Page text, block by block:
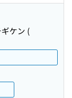
ケン (